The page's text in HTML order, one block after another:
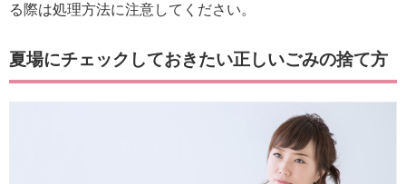
る際は処理方法に注意してください。
夏場にチェックしておきたい正しいごみの捨て方